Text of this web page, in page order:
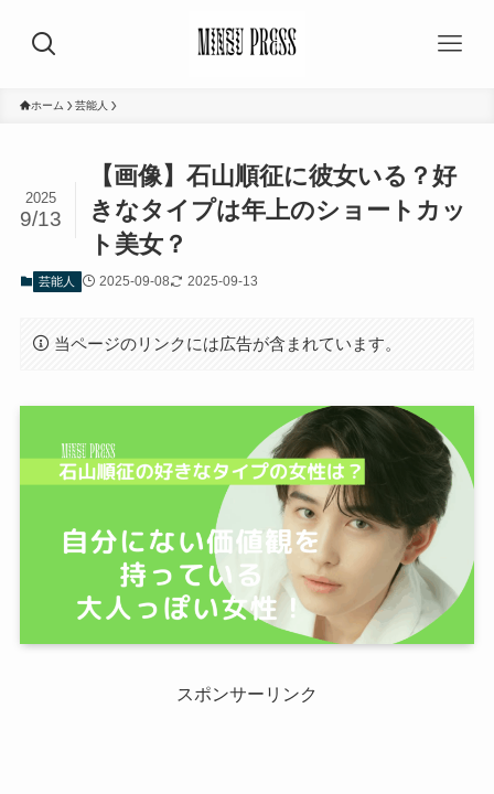
ホーム 芸能人
【画像】石山順征に彼女いる？好
きなタイプは年上のショートカッ
ト美女？
2025
9/13
芸能人 2025-09-08 2025-09-13
当ページのリンクには広告が含まれています。
スポンサーリンク